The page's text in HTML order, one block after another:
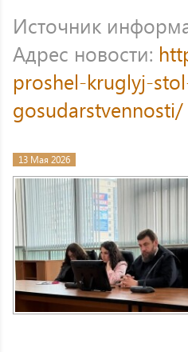
Источник
Адрес новости:
proshel-kruglyj-
gosudarstvennosti/
13 Мая 2026